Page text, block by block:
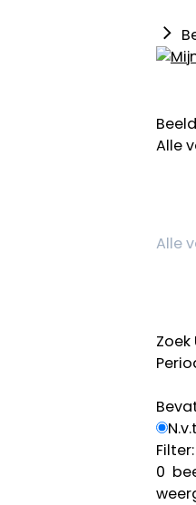
Alle
Zoek
N.v.t
Filter:
0